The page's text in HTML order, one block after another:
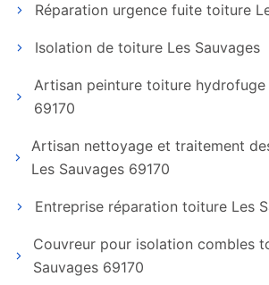
Réparation urgence fuite toiture
Isolation de toiture Les Sauvages
Artisan peinture toiture hydrofuge
69170
Artisan nettoyage et traitement
Les Sauvages 69170
Entreprise réparation toiture Les
Couvreur pour isolation combles
Sauvages 69170